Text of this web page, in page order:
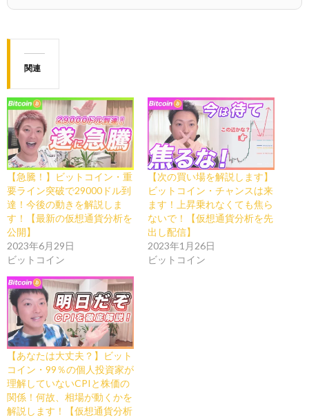
関連
【急騰！】ビットコイン・重
要ライン突破で29000ドル到
達！今後の動きを解説しま
す！【最新の仮想通貨分析を
公開】
2023年6月29日
ビットコイン
【次の買い場を解説します】
ビットコイン・チャンスは来
ます！上昇乗れなくても焦ら
ないで！【仮想通貨分析を先
出し配信】
2023年1月26日
ビットコイン
【あなたは大丈夫？】ビット
コイン・99％の個人投資家が
理解していないCPIと株価の
関係！何故、相場が動くかを
解説します！【仮想通貨分析